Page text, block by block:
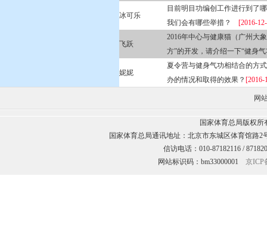
冰可乐
目前明目功编创工作进行到了
我们会有哪些举措？ [2016-
飞跃
2016年中心与健康猫（广州大
方”的开发，请介绍一下“健身
妮妮
夏令营与健身气功相结合的方
办的情况和取得的效果？ [2016-
网
国家体育总局版权
国家体育总局通讯地址：北京市东城区体育馆
信访电话：010-87182116 /
网站标识码：bm33000001 京ICP